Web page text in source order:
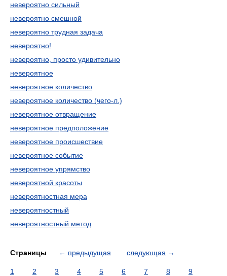
невероятно сильный
невероятно смешной
невероятно трудная задача
невероятно!
невероятно, просто удивительно
невероятное
невероятное количество
невероятное количество (чего-л.)
невероятное отвращение
невероятное предположение
невероятное происшествие
невероятное событие
невероятное упрямство
невероятной красоты
невероятностная мера
невероятностный
невероятностный метод
Страницы ← предыдущая следующая →
1 2 3 4 5 6 7 8
9